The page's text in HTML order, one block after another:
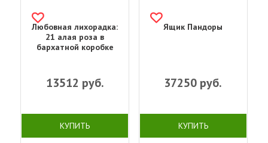
Любовная лихорадка:
21 алая роза в
бархатной коробке
13512 руб.
КУПИТЬ
Ящик Пандоры
37250 руб.
КУПИТЬ